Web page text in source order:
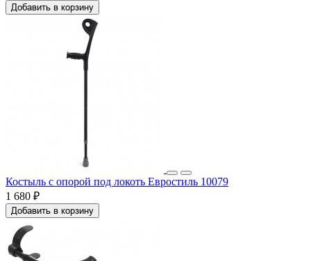
Добавить в корзину
Костыль с опорой под локоть Евростиль 10079
1 680 ₽
Добавить в корзину